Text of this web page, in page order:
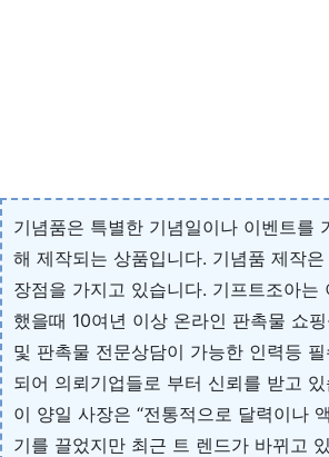
기념품은 특별한 기념일이나 이벤트를
해 제작되는 상품입니다. 기념품 제작
장점을 가지고 있습니다. 기프트조아는
했을때 10여년 이상 온라인 판촉물 쇼
및 판촉물 전문상담이 가능한 인력등
되어 의뢰기업들로 부터 신뢰를 받고 있
이 양일 사장은 “전통적으로 달력이나
기를 끌었지만 최근 트 렌드가 바뀌고